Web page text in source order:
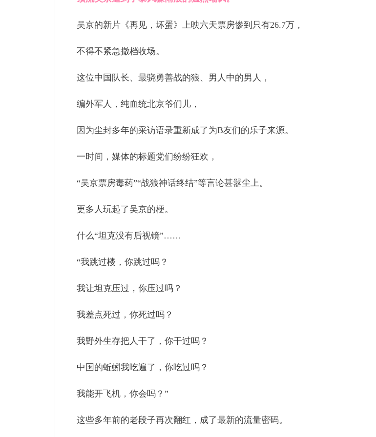
吴京的新片《再见，坏蛋》上映六天票房惨到只有26.7万，
不得不紧急撤档收场。
这位中国队长、最骁勇善战的狼、男人中的男人，
编外军人，纯血统北京爷们儿，
因为尘封多年的采访语录重新成了为B友们的乐子来源。
一时间，媒体的标题党们纷纷狂欢，
“吴京票房毒药”“战狼神话终结”等言论甚嚣尘上。
更多人玩起了吴京的梗。
什么“坦克没有后视镜”……
“我跳过楼，你跳过吗？
我让坦克压过，你压过吗？
我差点死过，你死过吗？
我野外生存把人干了，你干过吗？
中国的蚯蚓我吃遍了，你吃过吗？
我能开飞机，你会吗？”
这些多年前的老段子再次翻红，成了最新的流量密码。